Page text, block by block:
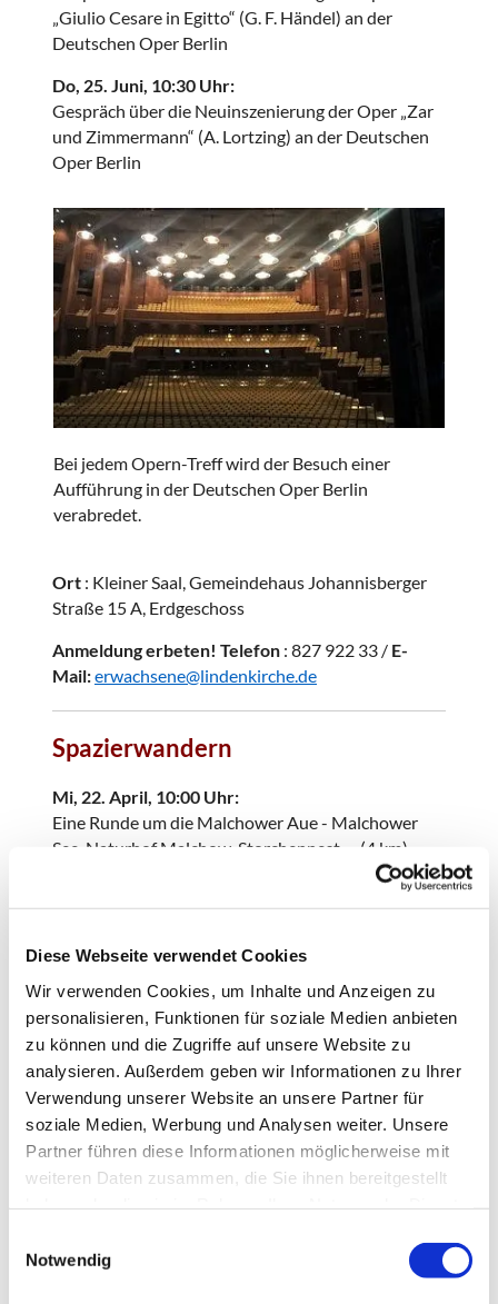
Diese Webseite verwendet Cookies
Wir verwenden Cookies, um Inhalte und Anzeigen zu
personalisieren, Funktionen für soziale Medien anbieten
zu können und die Zugriffe auf unsere Website zu
analysieren. Außerdem geben wir Informationen zu Ihrer
Verwendung unserer Website an unsere Partner für
soziale Medien, Werbung und Analysen weiter. Unsere
Partner führen diese Informationen möglicherweise mit
weiteren Daten zusammen, die Sie ihnen bereitgestellt
Notwendig
„Giulio Cesare in Egitto“ (G. F. Händel) an der
Deutschen Oper Berlin
Do, 25. Juni, 10:30 Uhr:
Gespräch über die Neuinszenierung der Oper „Zar
und Zimmermann“ (A. Lortzing) an der Deutschen
Oper Berlin
Bei jedem Opern-Treff wird der Besuch einer
Aufführung in der Deutschen Oper Berlin
verabredet.
Ort : Kleiner Saal, Gemeindehaus Johannisberger
Straße 15 A, Erdgeschoss
Anmeldung erbeten! Telefon : 827 922 33 / E-
Mail:erwachsene@lindenkirche.de
Spazierwandern
Mi, 22. April, 10:00 Uhr:
Eine Runde um die Malchower Aue - Malchower
See, Naturhof Malchow, Storchennest… (4 km)
Spaziergang durch den Volkspark Potsdam (BuGa
Mi, 08. Juli, 10:00 Uhr:
Mit dem Waldwichtel um den Wupatzsee bei
Erkner (5 km)
Anmeldung erbeten! Der Treffpunkt wird den
Angemeldeten rechtzeitig bekanntgegeben.
Telefon: 827 922 33 /E-Mail:
erwachsene@lindenkirche.de